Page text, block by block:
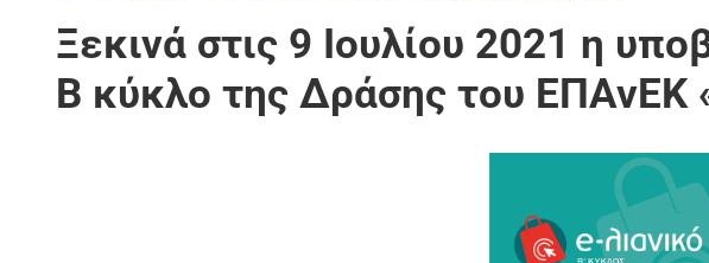
Ξεκινά στις 9 Ιουλίου 2021 η
Β κύκλο της Δράσης του ΕΠΑνΕΚ